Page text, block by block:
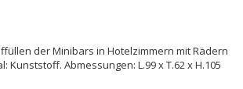
der Minibars in Hotelzimmern mit Rädern
Kunststoff. Abmessungen: L.99 x T.62 x H.105